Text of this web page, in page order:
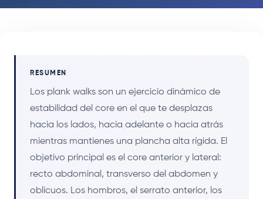
RESUMEN
Los plank walks son un ejercicio dinámico de
estabilidad del core en el que te desplazas
hacia los lados, hacia adelante o hacia atrás
mientras mantienes una plancha alta rígida. El
objetivo principal es el core anterior y lateral:
recto abdominal, transverso del abdomen y
oblicuos. Los hombros, el serrato anterior, los